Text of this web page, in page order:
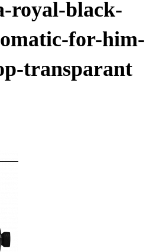
royal-black-
for-him-
transparant